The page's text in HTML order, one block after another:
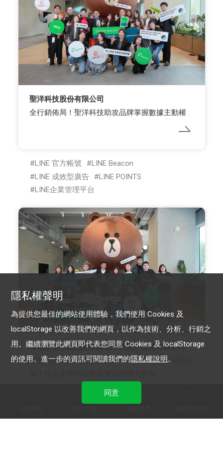
聖洋科技股份有限公司
全行銷佈局！聖洋科技助攻品牌掌握數據主動權
LINE 官方帳號
LINE Beacon
LINE 成效型廣告
LINE POINTS
LINE企業管理平台
猿聲串動行銷 (現 串動橘子行銷）股份有限公司
猿聲串動行銷 (現 串動橘子行銷）打破既有受眾框
隱私權聲明
為提供您最佳的網站使用體驗，我們使用 Cookies 及
localStorage 以改善我們的網頁，以作為技術、分析、行銷之
用。繼續瀏覽此網頁即代表您同意 Cookies 及 localStorage
的使用。進一步的資訊可閱讀我們的隱私權說明。
同意